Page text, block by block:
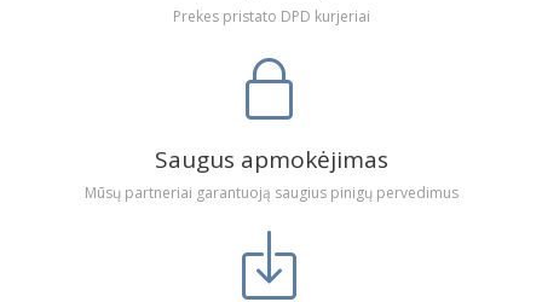
Prekes pristato DPD kurjeriai
Saugus apmokėjimas
Mūsų partneriai garantuoją saugius pinigų pervedimus